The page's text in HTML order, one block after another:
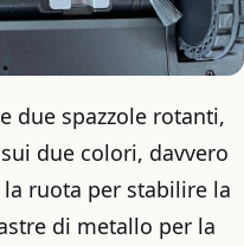
due spazzole rotanti,
due colori, davvero
la ruota per stabilire la
di metallo per la